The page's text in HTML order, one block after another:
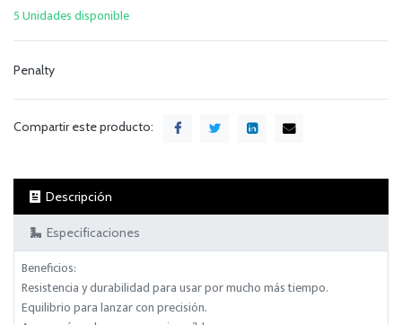
5 Unidades disponible
Penalty
Compartir este producto:
Descripción
Especificaciones
Beneficios:
Resistencia y durabilidad para usar por mucho más tiempo.
Equilibrio para lanzar con precisión.